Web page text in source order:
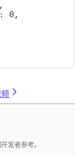
,
: 0 ,
发者参考。